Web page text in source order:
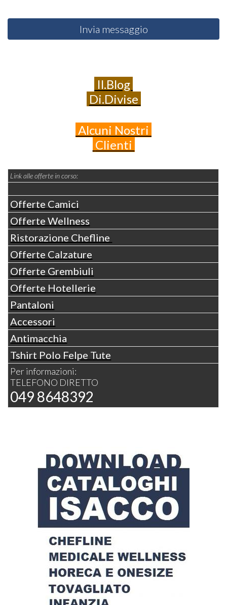
Invia messaggio
Il.Blog
Di.Divise
Alcuni Nostri
Clienti
Link alle offerte in corso:
Offerte Camici
Offerte Wellness
Ristorazione Chefline
Offerte Calzature
Offerte Grembiuli
Offerte Hotellerie
Pantaloni
Accessori
Antimacchia
Tshirt Polo Felpe Tute
Per informazioni:
TELEFONO DIRETTO
049 8648392